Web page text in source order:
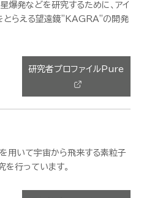
爆発などを研究するために、アイ
とらえる望遠鏡"KAGRA"の開発
研究者プロファイルPure
いて宇宙から飛来する素粒子
を行っています。